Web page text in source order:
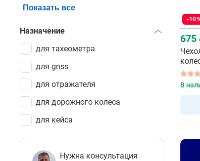
Показать все
Назначение
для тахеометра
для gnss
для отражателя
для дорожного колеса
для кейса
Нужна консультация
-
675
В